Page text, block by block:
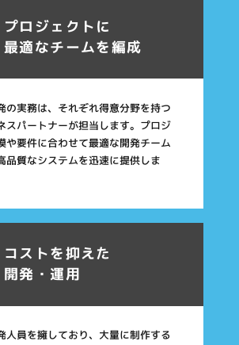
プロジェクトに
最適なチームを編成
の実務は、それぞれ得意分野を持つ
スパートナーが担当します。プロジ
や要件に合わせて最適な開発チーム
品質なシステムを迅速に提供しま
コストを抑えた
開発・運用
人員を擁しており、大量に制作する